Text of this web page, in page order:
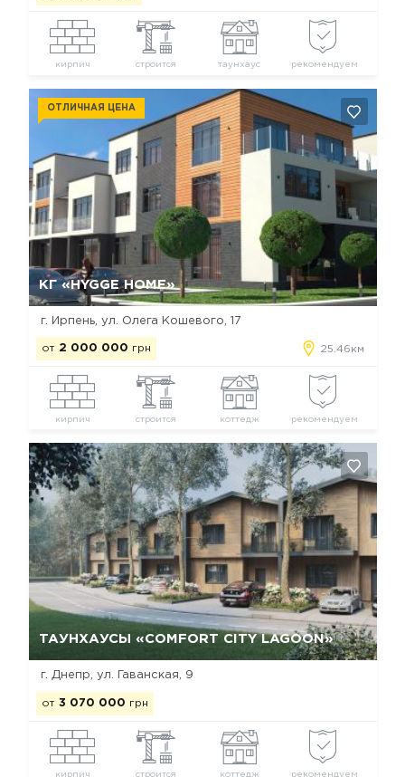
кирпич строится таунхаус рекомендуем
КГ «HYGGE HOME»
ОТЛИЧНАЯ ЦЕНА
г. Ирпень, ул. Олега Кошевого, 17
от 2 000 000 грн 25.46км
кирпич строится коттедж рекомендуем
ТАУНХАУСЫ «COMFORT CITY LAGOON»
г. Днепр, ул. Гаванская, 9
от 3 070 000 грн
кирпич строится коттедж рекомендуем
Да, удалить